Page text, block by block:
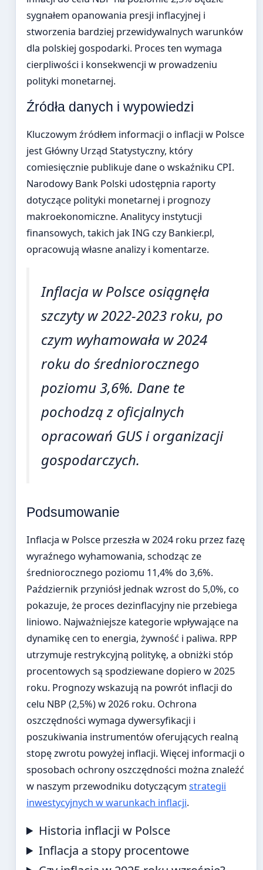
sygnałem opanowania presji inflacyjnej i
stworzenia bardziej przewidywalnych warunków
dla polskiej gospodarki. Proces ten wymaga
cierpliwości i konsekwencji w prowadzeniu
polityki monetarnej.
Źródła danych i wypowiedzi
Kluczowym źródłem informacji o inflacji w Polsce
jest Główny Urząd Statystyczny, który
comiesięcznie publikuje dane o wskaźniku CPI.
Narodowy Bank Polski udostępnia raporty
dotyczące polityki monetarnej i prognozy
makroekonomiczne. Analitycy instytucji
finansowych, takich jak ING czy Bankier.pl,
opracowują własne analizy i komentarze.
Inflacja w Polsce osiągnęła
szczyty w 2022-2023 roku, po
czym wyhamowała w 2024
roku do średniorocznego
poziomu 3,6%. Dane te
pochodzą z oficjalnych
opracowań GUS i organizacji
gospodarczych.
Podsumowanie
Inflacja w Polsce przeszła w 2024 roku przez fazę
wyraźnego wyhamowania, schodząc ze
średniorocznego poziomu 11,4% do 3,6%.
Październik przyniósł jednak wzrost do 5,0%, co
pokazuje, że proces dezinflacyjny nie przebiega
liniowo. Najważniejsze kategorie wpływające na
dynamikę cen to energia, żywność i paliwa. RPP
utrzymuje restrykcyjną politykę, a obniżki stóp
procentowych są spodziewane dopiero w 2025
roku. Prognozy wskazują na powrót inflacji do
celu NBP (2,5%) w 2026 roku. Ochrona
oszczędności wymaga dywersyfikacji i
poszukiwania instrumentów oferujących realną
stopę zwrotu powyżej inflacji. Więcej informacji o
sposobach ochrony oszczędności można znaleźć
w naszym przewodniku dotyczącym strategii
inwestycyjnych w warunkach inflacji.
Historia inflacji w Polsce
Inflacja a stopy procentowe